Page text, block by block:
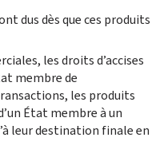
dus dès que ces produits
les droits d’accises
‎membre de
les produits
État membre à un
leur destination finale en